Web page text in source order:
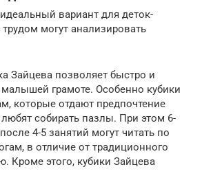
вариант для деток-
могут анализировать
Зайцева позволяет быстро и
малышей грамоте. Особенно кубики
которые отдают предпочтение
собирать пазлы. При этом 6-
4-5 занятий могут читать по
в отличие от традиционного
Кроме этого, кубики Зайцева